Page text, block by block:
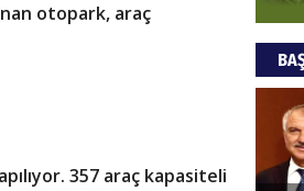
otopark, araç
357 araç kapasiteli